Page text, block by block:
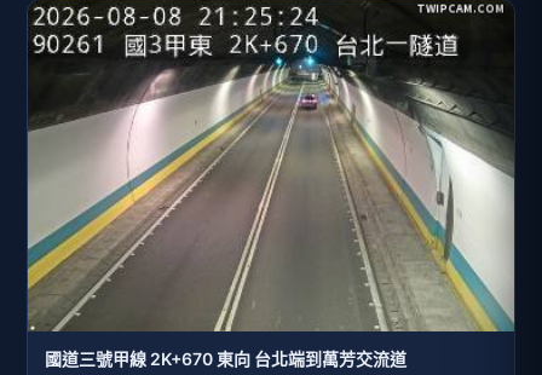
國道三號甲線 2K+670 東向 台北端到萬芳交流道